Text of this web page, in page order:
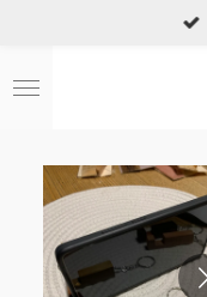
contenu
principal